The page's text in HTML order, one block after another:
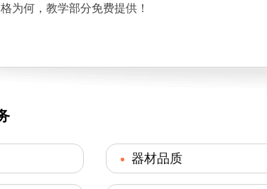
为何，教学部分免费提供！
器材品质